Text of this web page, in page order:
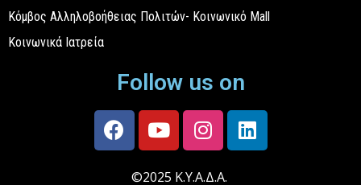
Κόμβος Αλληλοβοήθειας Πολιτών- Κοινωνικό Mall
Κοινωνικά Ιατρεία
Follow us on
©2025 Κ.Υ.Α.Δ.Α.